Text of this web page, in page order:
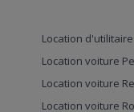
Location
Location voiture
Location voiture
Location voiture